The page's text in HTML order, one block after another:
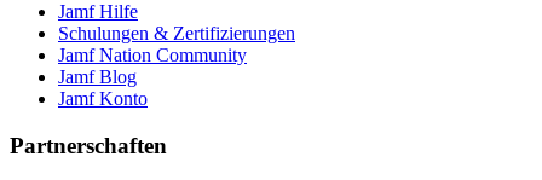
Jamf Hilfe
Schulungen & Zertifizierungen
Jamf Nation Community
Jamf Blog
Jamf Konto
Partnerschaften